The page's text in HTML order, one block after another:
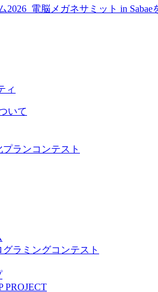
電脳メガネサミット in Sabae
いて
ランコンテスト
ラミングコンテスト
PROJECT